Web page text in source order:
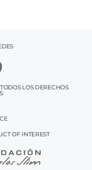
LOS DERECHOS
OF INTEREST